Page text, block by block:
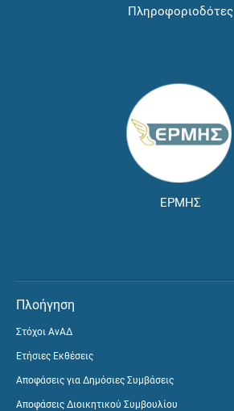
Πληροφοριοδότες
ΕΡΜΗΣ
Πλοήγηση
Στόχοι ΑνΑΔ
Ετήσιες Εκθέσεις
Αποφάσεις για Δημόσιες Συμβάσεις
Αποφάσεις Διοικητικού Συμβουλίου